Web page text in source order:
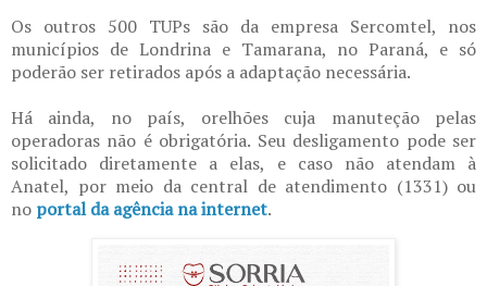
Os outros 500 TUPs são da empresa Sercomtel, nos
municípios de Londrina e Tamarana, no Paraná, e só
poderão ser retirados após a adaptação necessária.
Há ainda, no país, orelhões cuja manuteção pelas
operadoras não é obrigatória. Seu desligamento pode ser
solicitado diretamente a elas, e caso não atendam à
Anatel, por meio da central de atendimento (1331) ou
no portal da agência na internet.